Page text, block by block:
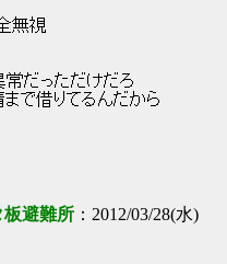
無視
だっただけだろ
で借りてるんだから
板避難所 ：2012/03/28(水)